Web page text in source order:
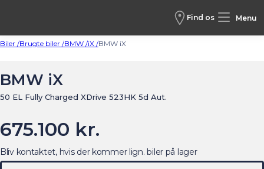
Find os Menu
Biler /Brugte biler /BMW /iX /BMW iX
BMW iX
50 EL Fully Charged XDrive 523HK 5d Aut.
675.100 kr.
Bliv kontaktet, hvis der kommer lign. biler på lager